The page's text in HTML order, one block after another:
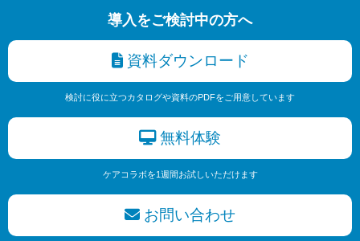
導入をご検討中の方へ
資料ダウンロード
検討に役に立つカタログや資料のPDFをご用意しています
無料体験
ケアコラボを1週間お試しいただけます
お問い合わせ